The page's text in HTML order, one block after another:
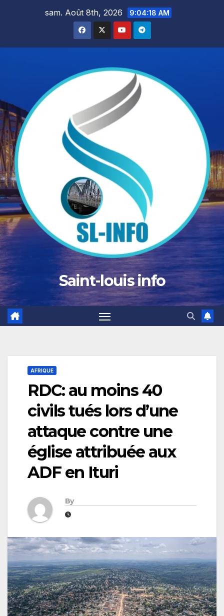
sam. Août 8th, 2026 9:04:19 AM
Saint-louis info
AFRIQUE
RDC: au moins 40
civils tués lors d’une
attaque contre une
église attribuée aux
ADF en Ituri
By